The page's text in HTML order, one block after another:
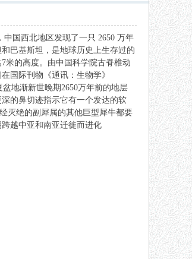
国西北地区发现了一只 2650 万年
巴基斯坦，是地球历史上生存过的
米的高度。由中国科学院古脊椎动
国际刊物《通讯： 生物学》
盆地渐新世晚期2650万年前的地层
的鼻切迹指示它有一个发达的软
灭绝的副犀属的其他巨型犀牛都要
越中亚和南亚迁徙而进化